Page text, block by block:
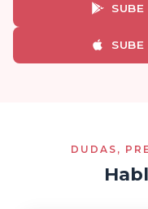
DUDAS,